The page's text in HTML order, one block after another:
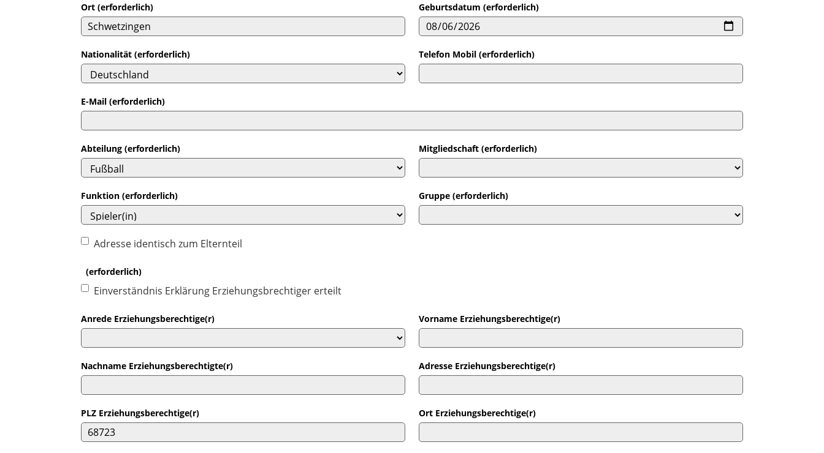
Ort (erforderlich) Geburtsdatum (erforderlich)
Nationalität (erforderlich) Telefon Mobil (erforderlich)
E-Mail (erforderlich)
Abteilung (erforderlich) Mitgliedschaft (erforderlich)
Funktion (erforderlich) Gruppe (erforderlich)
Adresse identisch zum Elternteil
(erforderlich)
Einverständnis Erklärung Erziehungsbrechtiger erteilt
Anrede Erziehungsberechtige(r) Vorname Erziehungsberechtige(r)
Nachname Erziehungsberechtigte(r) Adresse Erziehungsberechtige(r)
PLZ Erziehungsberechtige(r) Ort Erziehungsberechtige(r)